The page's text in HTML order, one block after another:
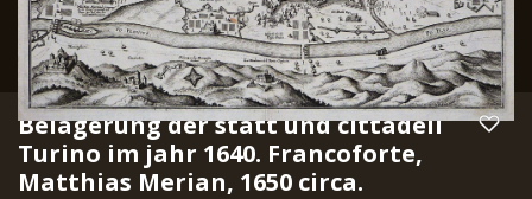
Belagerung der statt und cittadell
Turino im jahr 1640. Francoforte,
Matthias Merian, 1650 circa.